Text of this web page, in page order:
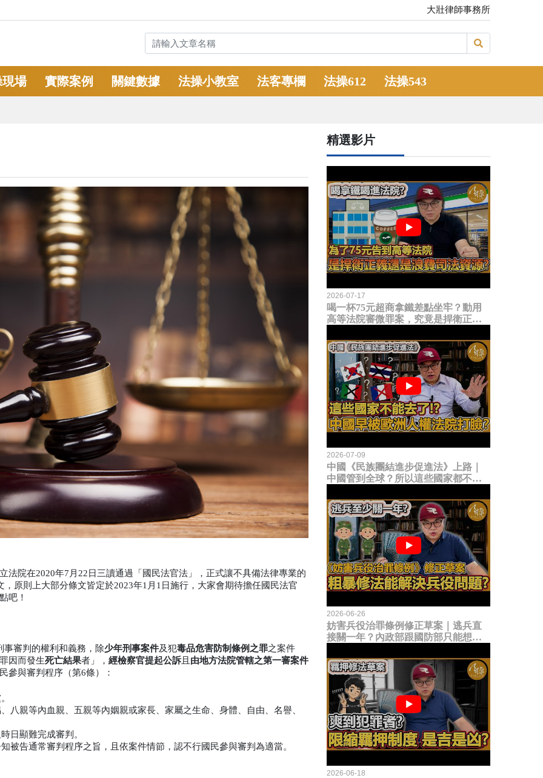
大壯律師事務所
場 實際案例 關鍵數據 法操小教室 法客專欄 法操612 法操543
法院在2020年7月22日三讀通過「國民法官法」，正式讓不具備法律專業的
原則上大部分條文皆定於2023年1月1日施行，大家會期待擔任國民法官
吧！
事審判的權利和義務，除少年刑事案件及犯毒品危害防制條例之罪之案件
因而發生死亡結果者」， 經檢察官提起公訴 且 由地方法院管轄之第一審案件
參與審判程序（第6條）：
八親等內血親、五親等內姻親或家長、家屬之生命、身體、自由、名譽、
日顯難完成審判。
被告通常審判程序之旨，且依案件情節，認不行國民參與審判為適當。
精選影片
2026-07-17
喝一杯75元超商拿鐵差點坐牢？動用
高等法院審微罪案，究竟是捍衛正義
2026-07-09
中國《民族團結進步促進法》上路｜
中國管到全球？所以這些國家都不能
臉？
2026-06-26
妨害兵役治罪條例修正草案｜逃兵直
接關一年？內政部跟國防部只能想到
題？
2026-06-18